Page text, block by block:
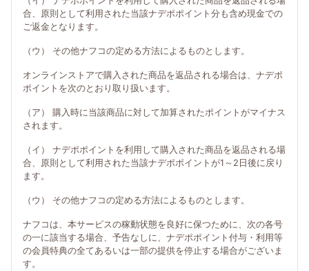
合、原則として利用された当該ナデポポイント分も含め現金での
ご返金となります。
（ウ） その他ナフコの定める方法によるものとします。
オンラインストアで購入された商品を返品される場合は、ナデポ
ポイントを次のとおり取り扱います。
（ア） 購入時に当該商品に対して加算されたポイントがマイナス
されます。
（イ） ナデポポイントを利用して購入された商品を返品される場
合、原則として利用された当該ナデポポイントが1～2日後に戻り
ます。
（ウ） その他ナフコの定める方法によるものとします。
ナフコは、本サービスの稼動状態を良好に保つために、次の各号
の一に該当する場合、予告なしに、ナデポポイント付与・利用等
の会員特典の全てあるいは一部の提供を停止する場合がございま
す。